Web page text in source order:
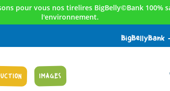
pour vous nos tirelires BigBelly©Bank 100%
l'environnement.
IMAGES